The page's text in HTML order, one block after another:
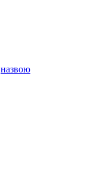
назвою